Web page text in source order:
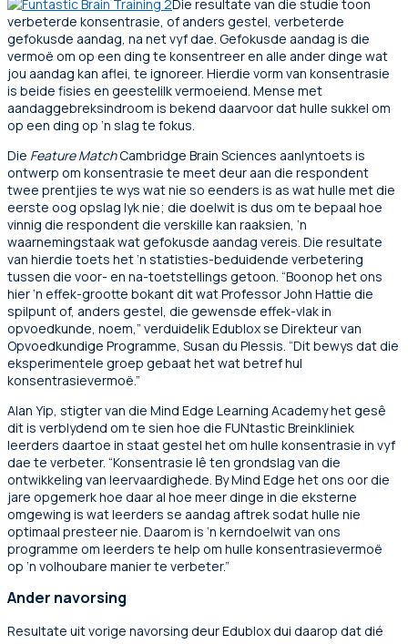
Die resultate van die studie toon
verbeterde konsentrasie, of anders gestel, verbeterde
gefokusde aandag, na net vyf dae. Gefokusde aandag is die
vermoë om op een ding te konsentreer en alle ander dinge wat
jou aandag kan aflei, te ignoreer. Hierdie vorm van konsentrasie
is beide fisies en geestelilk vermoeiend. Mense met
aandaggebreksindroom is bekend daarvoor dat hulle sukkel om
op een ding op ‘n slag te fokus.
Die Feature MatchCambridge Brain Sciences aanlyntoets is
ontwerp om konsentrasie te meet deur aan die respondent
twee prentjies te wys wat nie so eenders is as wat hulle met die
eerste oog opslag lyk nie; die doelwit is dus om te bepaal hoe
vinnig die respondent die verskille kan raaksien, ‘n
waarnemingstaak wat gefokusde aandag vereis. Die resultate
van hierdie toets het ‘n statisties-beduidende verbetering
tussen die voor- en na-toetstellings getoon. “Boonop het ons
hier ‘n effek-grootte bokant dit wat Professor John Hattie die
spilpunt of, anders gestel, die gewensde effek-vlak in
opvoedkunde, noem,” verduidelik Edublox se Direkteur van
Opvoedkundige Programme, Susan du Plessis. “Dit bewys dat die
eksperimentele groep gebaat het wat betref hul
konsentrasievermoë.”
Alan Yip, stigter van die Mind Edge Learning Academy het gesê
dit is verblydend om te sien hoe die FUNtastic Breinkliniek
leerders daartoe in staat gestel het om hulle konsentrasie in vyf
dae te verbeter. “Konsentrasie lê ten grondslag van die
ontwikkeling van leervaardighede. By Mind Edge het ons oor die
jare opgemerk hoe daar al hoe meer dinge in die eksterne
omgewing is wat leerders se aandag aftrek sodat hulle nie
optimaal presteer nie. Daarom is ‘n kerndoelwit van ons
programme om leerders te help om hulle konsentrasievermoë
op ‘n volhoubare manier te verbeter.”
Ander navorsing
Resultate uit vorige navorsing deur Edublox dui daarop dat dié